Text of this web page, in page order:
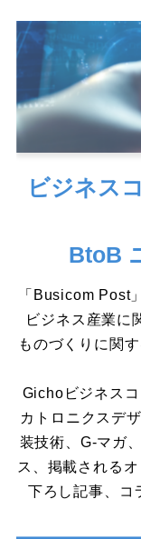
ビジネス
BtoB
「Busicom Post
ビジネス産業に
ものづくりに関
Gichoビジネス
カトロニクスデ
装技術、G-マガ
ス、掲載される
下ろし記事、